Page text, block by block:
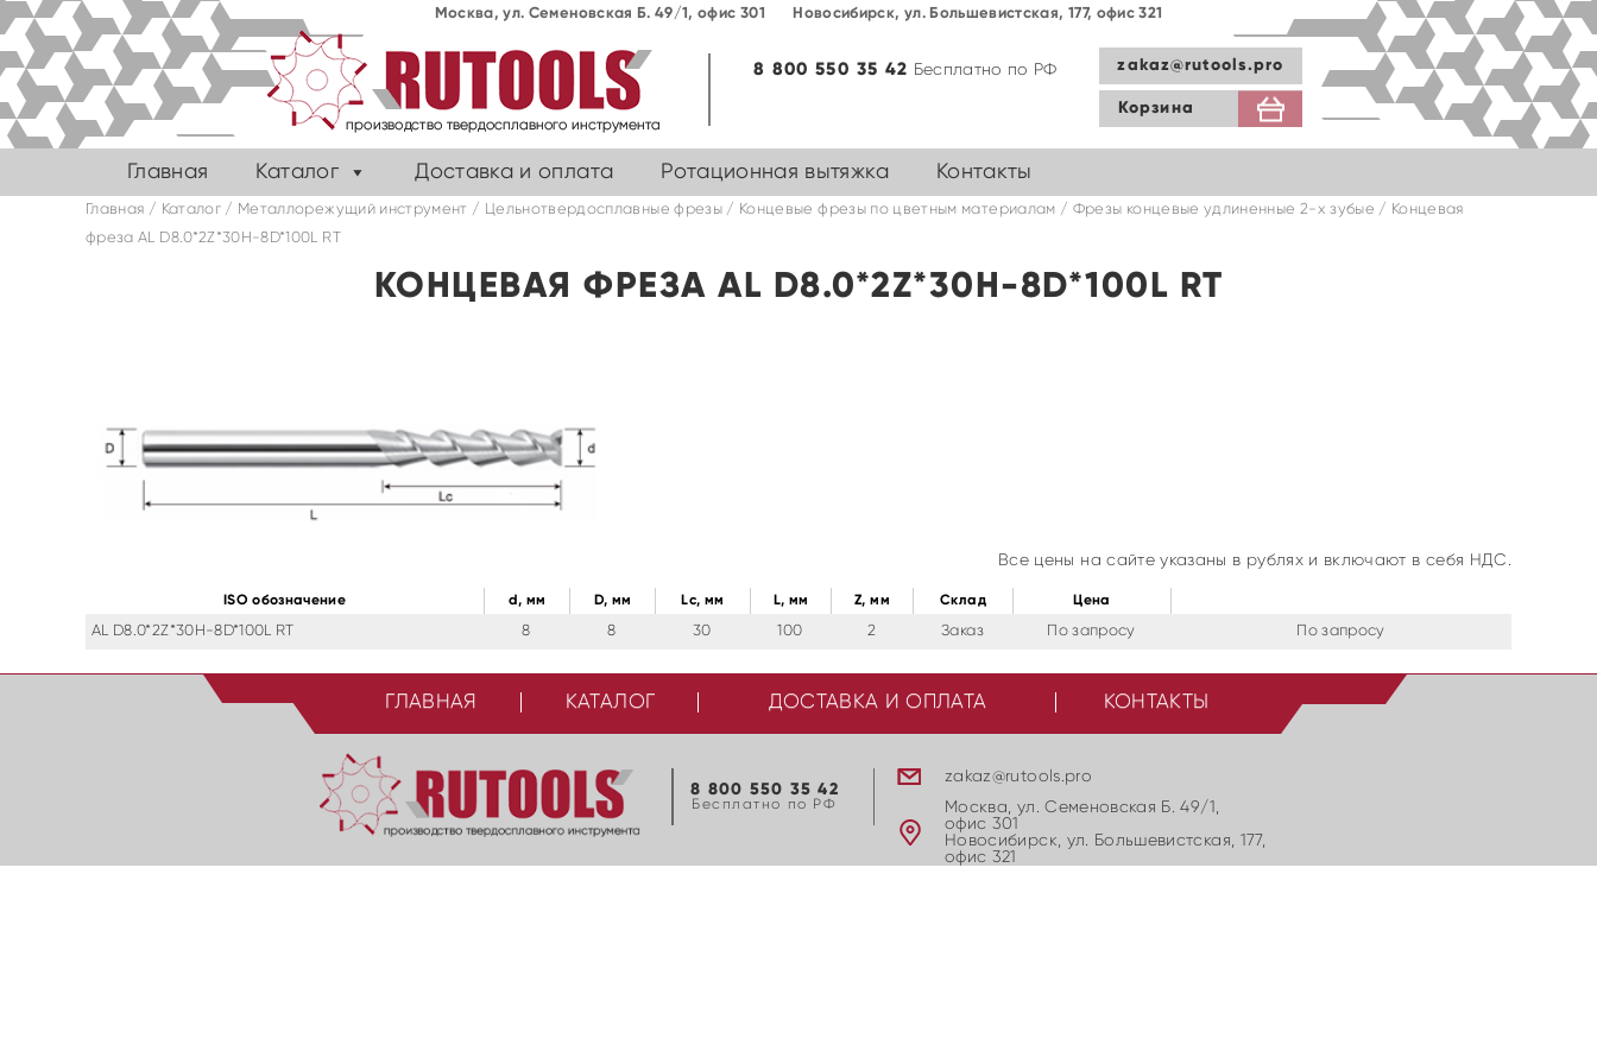
Москва, ул. Семеновская Б. 49/1, офис 301 Новосибирск, ул. Большевиcтская, 177, офис 321
zakaz@rutools.pro
Корзина
8 800 550 35 42 Бесплатно по РФ
Главная Каталог Доставка и оплата Ротационная вытяжка Контакты
Главная / Каталог/ Металлорежущий инструмент / Цельнотвердосплавные фрезы/ Концевые фрезы по цветным материалам / Фрезы концевые удлиненные 2-х зубые / Концевая
фреза AL D8.0*2Z*30H-8D*100L RT
КОНЦЕВАЯ ФРЕЗА AL D8.0*2Z*30H-8D*100L RT
Все цены на сайте указаны в рублях и включают в себя НДС.
ISO обозначение d, мм D, мм Lc, мм L, мм Z, мм Cклад Цена
AL D8.0*2Z*30H-8D*100L RT 8 8 30 100 2 Заказ По запросу По запросу
ГЛАВНАЯ КАТАЛОГ ДОСТАВКА И ОПЛАТА КОНТАКТЫ
8 800 550 35 42
Бесплатно по РФ
zakaz@rutools.pro
Москва, ул. Семеновская Б. 49/1,
офис 301
Новосибирск, ул. Большевиcтская, 177,
офис 321